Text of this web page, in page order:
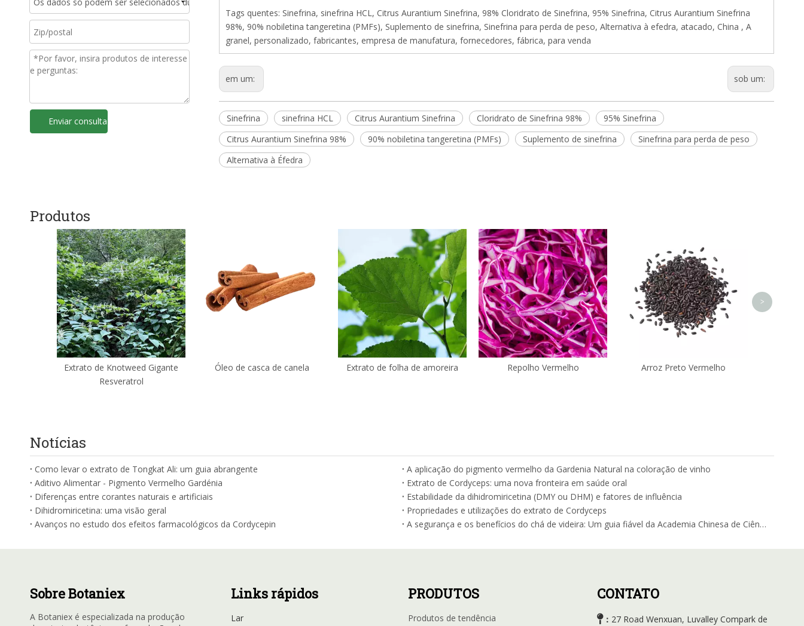
Enviar consulta
Tags quentes: Sinefrina, sinefrina HCL, Citrus Aurantium Sinefrina, 98% Cloridrato de Sinefrina, 95% Sinefrina, Citrus Aurantium Sinefrina
98%, 90% nobiletina tangeretina (PMFs), Suplemento de sinefrina, Sinefrina para perda de peso, Alternativa à efedra, atacado, China , A
granel, personalizado, fabricantes, empresa de manufatura, fornecedores, fábrica, para venda
em um: sob um:
Sinefrina sinefrina HCL Citrus Aurantium Sinefrina Cloridrato de Sinefrina 98%
95% Sinefrina
Citrus Aurantium Sinefrina 98%
90% nobiletina tangeretina (PMFs) Suplemento de sinefrina
Sinefrina para perda de peso
Alternativa à Éfedra
Produtos
Extrato de Knotweed Gigante
Resveratrol
Óleo de casca de canela Extrato de folha de amoreira Repolho Vermelho Arroz Preto Vermelho
>
Notícias
Como levar o extrato de Tongkat Ali: um guia abrangente
A aplicação do pigmento vermelho da Gardenia Natural na coloração de vinho
Aditivo Alimentar - Pigmento Vermelho Gardénia
Extrato de Cordyceps: uma nova fronteira em saúde oral
Diferenças entre corantes naturais e artificiais
Estabilidade da dihidromiricetina (DMY ou DHM) e fatores de influência
Dihidromiricetina: uma visão geral
Propriedades e utilizações do extrato de Cordyceps
Avanços no estudo dos efeitos farmacológicos da Cordycepin
A segurança e os benefícios do chá de videira: Um guia fiável da Academia Chinesa de Ciências Agrícolas
Sobre Botaniex
A Botaniex é especializada na produção
Links rápidos
Lar
PRODUTOS
Produtos de tendência
CONTATO
： 27 Road Wenxuan, Luvalley Compark de